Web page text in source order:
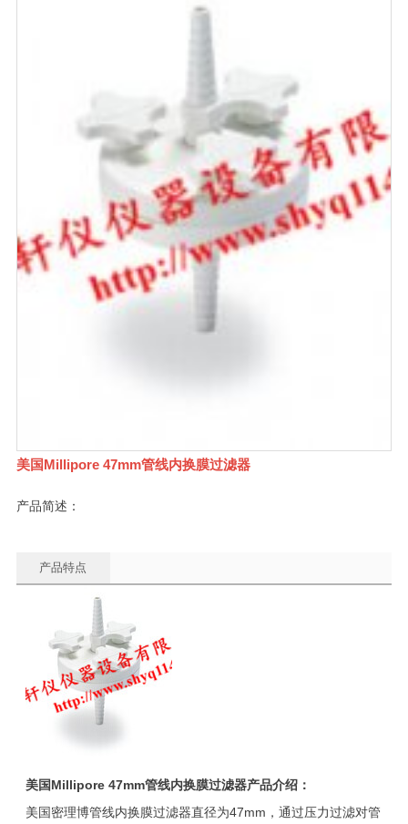
美国Millipore 47mm管线内换膜过滤器
产品简述：
产品特点
美国Millipore 47mm管线内换膜过滤器产品介绍：
美国密理博管线内换膜过滤器直径为47mm，通过压力过滤对管